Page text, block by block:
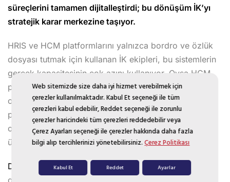
Web sitemizde size daha iyi hizmet verebilmek için
çerezler kullanılmaktadır. Kabul Et seçeneği ile tüm
çerezleri kabul edebilir, Reddet seçeneği ile zorunlu
çerezler haricindeki tüm çerezleri reddedebilir veya
Çerez Ayarları seçeneği ile çerezler hakkında daha fazla
bilgi alıp tercihlerinizi yönetebilirsiniz.Çerez Politikası
Kabul Et Reddet Ayarlar
süreçlerini tamamen dijitalleştirdi; bu dönüşüm İK’yı
stratejik karar merkezine taşıyor.
HRIS ve HCM platformlarını yalnızca bordro ve özlük
dosyası tutmak için kullanan İK ekipleri, bu sistemlerin
gerçek kapasitesinin çok azını kullanıyor. Oysa HCM
platformu doğru yapılandırıldığında, işe alımdan
onboarding’e, performans takibinden kariyer
planlamasına kadar tüm süreci yönetir. Burada önemli
olan, yazılımı satın almak değil, ekibin bu araçları veri
üretecek şekilde kullanabilmesidir.
Dijital dönüşüm süreçleri
İK’da yeni rolleri gündeme